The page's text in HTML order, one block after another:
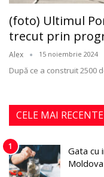
(foto) Ultimul
trecut prin
Alex 15 noiembrie 2024
După ce a construit 2500
CELE MAI
1
Gata cu